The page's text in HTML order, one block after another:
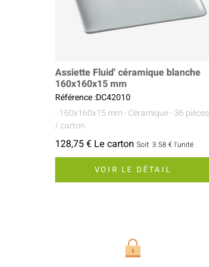
Assiette Fluid' céramique blanche
160x160x15 mm
Référence :DC42010
- 160x160x15 mm- Céramique- 36 pièces
/ carton
128,75 € Le carton Soit 3.58 € l'unité
VOIR LE DÉTAIL